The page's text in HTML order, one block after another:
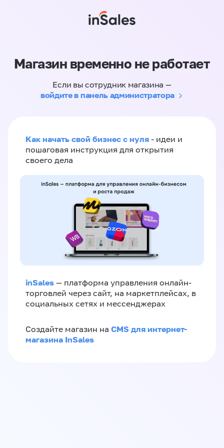
Магазин временно не работает
Если вы сотрудник магазина —
войдите в панель администратора
Как начать свой бизнес с нуля - идеи и
пошаговая инструкция для открытия
своего дела
inSales — платформа управления онлайн-
торговлей через сайт, на маркетплейсах, в
социальных сетях и мессенджерах
Создайте магазин на CMS для интернет-
магазина InSales